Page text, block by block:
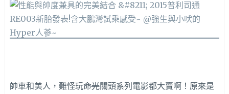
帥車和美人，難怪玩命光關頭系列電影都大賣啊！原來是